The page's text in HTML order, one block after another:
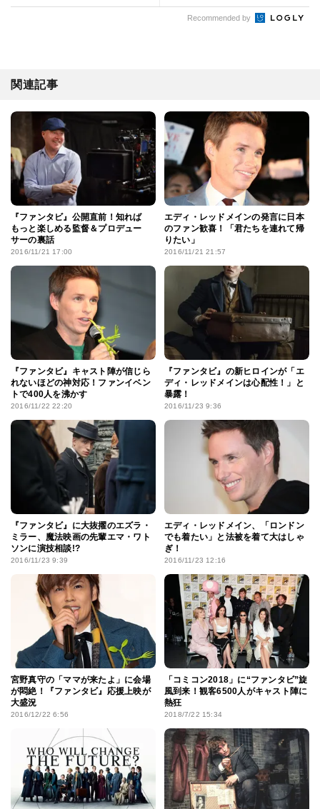
Recommended by
関連記事
『ファンタビ』公開直前！知れば
もっと楽しめる監督＆プロデュー
サーの裏話
2016/11/21 17:00
エディ・レッドメインの発言に日本
のファン歓喜！「君たちを連れて帰
りたい」
2016/11/21 21:57
『ファンタビ』キャスト陣が信じら
れないほどの神対応！ファンイベン
トで400人を沸かす
2016/11/22 22:20
『ファンタビ』の新ヒロインが「エ
ディ・レッドメインは心配性！」と
暴露！
2016/11/23 9:36
『ファンタビ』に大抜擢のエズラ・
ミラー、魔法映画の先輩エマ・ワト
ソンに演技相談!?
2016/11/23 9:39
エディ・レッドメイン、「ロンドン
でも着たい」と法被を着て大はしゃ
ぎ！
2016/11/23 12:16
宮野真守の「ママが来たよ」に会場
が悶絶！『ファンタビ』応援上映が
大盛況
2016/12/22 6:56
「コミコン2018」に“ファンタビ”旋
風到来！観客6500人がキャスト陣に
熱狂
2018/7/22 15:34